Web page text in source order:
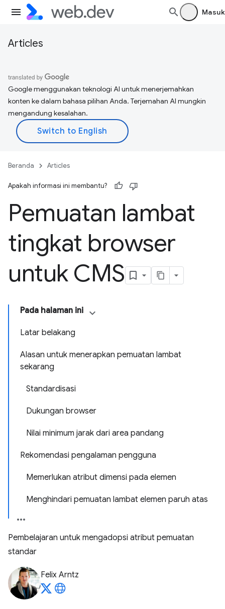
Masuk
Articles
Google menggunakan teknologi AI untuk menerjemahkan
konten ke dalam bahasa pilihan Anda. Terjemahan AI mungkin
mengandung kesalahan.
Beranda Articles
Apakah informasi ini membantu?
Pemuatan lambat
tingkat browser
untuk CMS
Pada halaman ini
Latar belakang
Alasan untuk menerapkan pemuatan lambat
sekarang
Standardisasi
Dukungan browser
Nilai minimum jarak dari area pandang
Rekomendasi pengalaman pengguna
Memerlukan atribut dimensi pada elemen
Menghindari pemuatan lambat elemen paruh atas
Pembelajaran untuk mengadopsi atribut pemuatan
standar
Felix Arntz